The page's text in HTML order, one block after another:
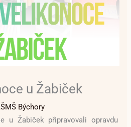
u Žabiček
Býchory
u Žabiček připravovali opravdu